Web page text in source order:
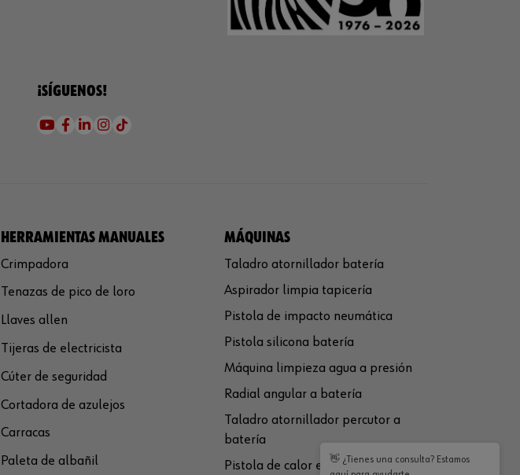
¡SÍGUENOS!
HERRAMIENTAS MANUALES
Crimpadora
Tenazas de pico de loro
Llaves allen
Tijeras de electricista
Cúter de seguridad
Cortadora de azulejos
Carracas
Paleta de albañil
MÁQUINAS
Taladro atornillador batería
Aspirador limpia tapicería
Pistola de impacto neumática
Pistola silicona batería
Máquina limpieza agua a presión
Radial angular a batería
Taladro atornillador percutor a
batería
Pistola de calor eléctrica👋 ¿Tienes una consulta? Estamos